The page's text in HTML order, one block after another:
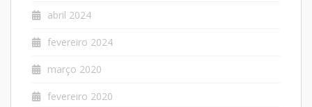
abril 2024
fevereiro 2024
março 2020
fevereiro 2020